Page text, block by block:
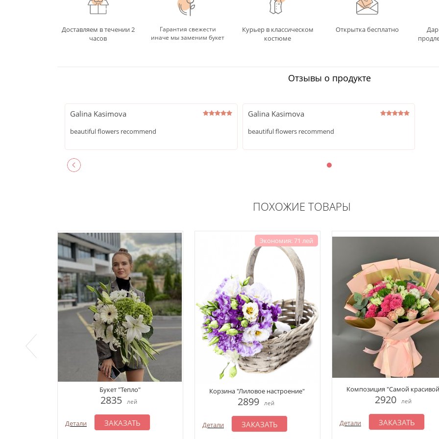
Доставляем в течении 2
часов
Гарантия свежести
иначе мы заменим букет
Курьер в классическом
костюме
Открытка бесплатно
Отзывы о продукте
Galina Kasimova
beautiful flowers recommend
Galina Kasimova
beautiful flowers recommend
ПОХОЖИЕ ТОВАРЫ
Букет "Тепло"
2835 лей
Детали ЗАКАЗАТЬ
Экономия: 71 лей
Корзина "Лиловое настроение"
2899 лей
Детали ЗАКАЗАТЬ
Композиция "Самой
2920 лей
Детали ЗАКАЗАТЬ